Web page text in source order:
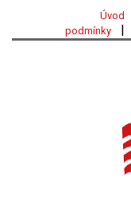
Úvod
podmínky
|